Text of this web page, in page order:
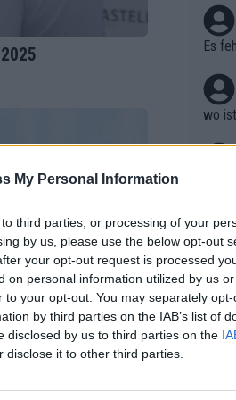
My Personal Information
third parties, or processing of your
by us, please use the below opt-out
your opt-out request is processed
on personal information utilized by us
your opt-out. You may separately
by third parties on the IAB’s list of
disclosed by us to third parties on the
disclose it to other third parties.
Es
wo
wie
Tut
ert